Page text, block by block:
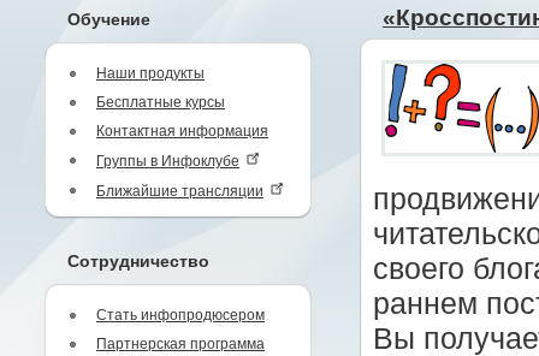
Обучение
Наши продукты
Бесплатные курсы
Контактная информация
Группы в Инфоклубе
Ближайшие трансляции
Сотрудничество
Стать инфопродюсером
Партнерская программа
своего
раннем
Вы